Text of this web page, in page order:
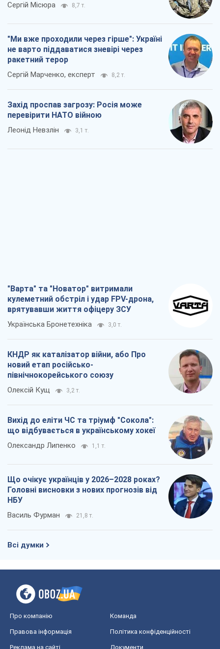
Сергій Місюра 8,7 т.
"Ми вже проходили через гірше": Україні
не варто піддаватися зневірі через
ракетний терор
Сергій Марченко, експерт 8,2 т.
Захід проспав загрозу: Росія може
перевірити НАТО війною
Леонід Невзлін 3,1 т.
"Варта" та "Новатор" витримали
кулеметний обстріл і удар FPV-дрона,
врятувавши життя офіцеру ЗСУ
Українська Бронетехніка 3,0 т.
КНДР як каталізатор війни, або Про
новий етап російсько-
північнокорейського союзу
Олексій Кущ 3,2 т.
Вихід до еліти ЧС та тріумф "Сокола":
що відбувається в українському хокеї
Олександр Липенко 1,1 т.
Що очікує українців у 2026–2028 роках?
Головні висновки з нових прогнозів від
НБУ
Василь Фурман 21,8 т.
Всі думки
Про компанію Команда
Правова інформація Політика конфіденційності
Реклама на сайті Документи